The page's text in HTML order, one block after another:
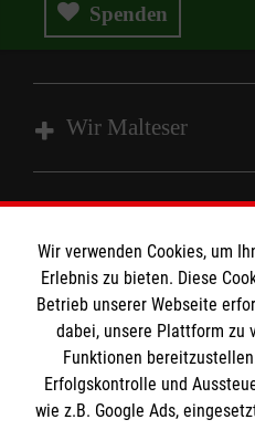
Spenden
Wir Malteser
Spenden & Helfen
Kursangebote
Mitarbeiten &
Wir Malteser
Informationen
Kontakt
Presse und Medien
Transparenz
Malteser online
Wir verwenden Cookies, um
Erlebnis zu bieten. Diese
Betrieb unserer Webseite
dabei, unsere Plattform zu
Funktionen
Erfolgskontrolle und
wie z.B. Google Ads,